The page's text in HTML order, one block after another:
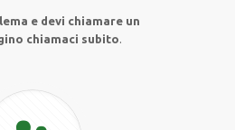
e devi chiamare un
chiamaci subito.